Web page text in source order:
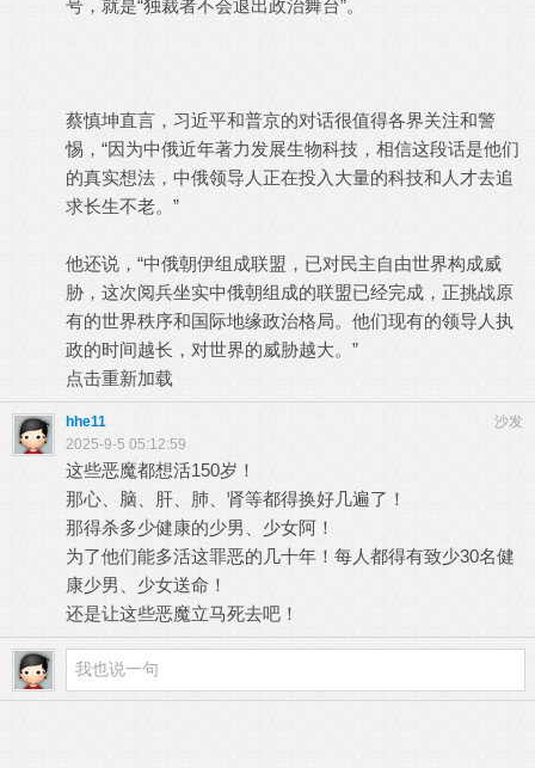
号，就是“独裁者不会退出政治舞台”。
蔡慎坤直言，习近平和普京的对话很值得各界关注和警
惕，“因为中俄近年著力发展生物科技，相信这段话是他们
的真实想法，中俄领导人正在投入大量的科技和人才去追
求长生不老。”
他还说，“中俄朝伊组成联盟，已对民主自由世界构成威
胁，这次阅兵坐实中俄朝组成的联盟已经完成，正挑战原
有的世界秩序和国际地缘政治格局。他们现有的领导人执
政的时间越长，对世界的威胁越大。”
点击重新加载
沙发
hhe11
2025-9-5 05:12:59
这些恶魔都想活150岁！
那心、脑、肝、肺、肾等都得换好几遍了！
那得杀多少健康的少男、少女阿！
为了他们能多活这罪恶的几十年！每人都得有致少30名健
康少男、少女送命！
还是让这些恶魔立马死去吧！